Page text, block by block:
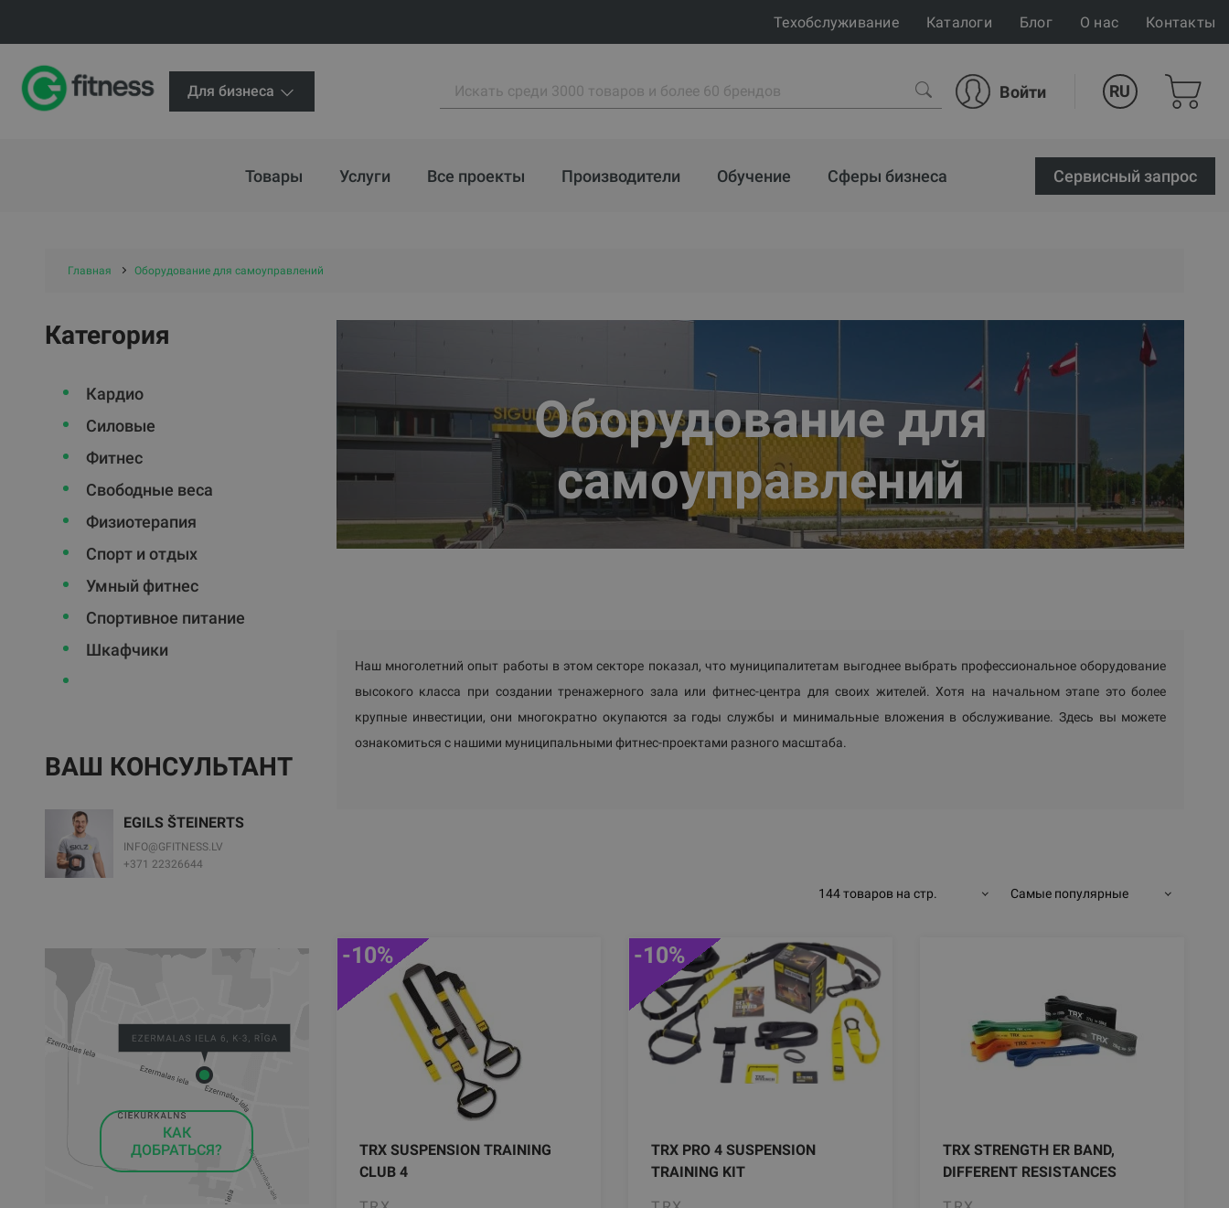
Техобслуживание Каталоги Блог О нас Контакты
Для бизнеса Войти RU
Товары Услуги Все проекты Производители Обучение Сферы бизнеса Cервисный запрос
Главная Оборудование для самоуправлений
Категория
Кардио
Силовые
Фитнес
Свободные веса
Физиотерапия
Спорт и отдых
Умный фитнес
Спортивное питание
Шкафчики
ВАШ КОНСУЛЬТАНТ
EGILS ŠTEINERTS
INFO@GFITNESS.LV
+371 22326644
КАК
ДОБРАТЬСЯ?
Оборудование для
самоуправлений
Наш многолетний опыт работы в этом секторе показал, что муниципалитетам выгоднее выбрать профессиональное оборудование
высокого класса при создании тренажерного зала или фитнес-центра для своих жителей. Хотя на начальном этапе это более
крупные инвестиции, они многократно окупаются за годы службы и минимальные вложения в обслуживание. Здесь вы можете
ознакомиться с нашими муниципальными фитнес-проектами разного масштаба.
144 товаров на стр. Самые популярные
TRX SUSPENSION TRAINING
CLUB 4
-10%
TRX PRO 4 SUSPENSION
TRAINING KIT
-10%
TRX STRENGTH ER BAND,
DIFFERENT RESISTANCES